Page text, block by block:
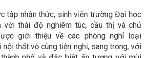
tập nhận thức, sinh viên trường Đại học
với thái độ nghiêm túc, cầu thị và chủ
giới thiệu về các phòng nghỉ loại
thất vô cùng tiện nghi, sang trọng, với